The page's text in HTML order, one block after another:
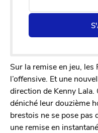
Sur la remise en jeu, les
l’offensive. Et une
direction de Kenny
déniché leur douzième
brestois ne se pose pas
une remise en